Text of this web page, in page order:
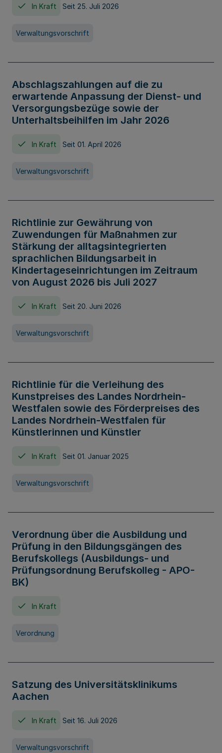
In Kraft Seit 25. Juli 2026
Verwaltungsvorschrift
Abschlagszahlungen auf die zu
erwartende Anpassung der Dienst- und
Versorgungsbezüge sowie der
Unterhaltsbeihilfen im Jahr 2026
In Kraft Seit 01. April 2026
Verwaltungsvorschrift
Richtlinie zur Gewährung von
Zuwendungen für Maßnahmen zur
Stärkung der alltagsintegrierten
sprachlichen Bildungsarbeit in
Kindertageseinrichtungen im Zeitraum
von August 2026 bis Juli 2027
In Kraft Seit 20. Juni 2026
Verwaltungsvorschrift
Richtlinie für die Verleihung des
Kunstpreises des Landes Nordrhein-
Westfalen sowie des Förderpreises des
Landes Nordrhein-Westfalen für
Künstlerinnen und Künstler
In Kraft Seit 01. Januar 2025
Verwaltungsvorschrift
Verordnung über die Ausbildung und
Prüfung in den Bildungsgängen des
Berufskollegs (Ausbildungs- und
Prüfungsordnung Berufskolleg - APO-
BK)
In Kraft
Verordnung
Satzung des Universitätsklinikums
Aachen
In Kraft Seit 16. Juli 2026
Verwaltungsvorschrift